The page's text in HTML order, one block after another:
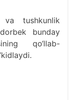
va tushkunlik
bunday
qo‘llab-